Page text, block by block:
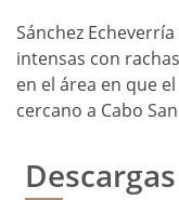
Sánchez
intensas con
en el área en que
cercano a Cabo
Descargas